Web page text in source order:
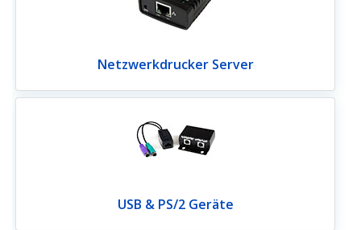
Netzwerkdrucker Server
USB & PS/2 Geräte